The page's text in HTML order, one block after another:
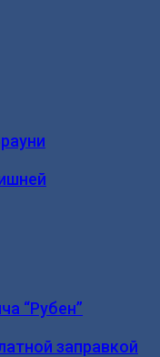
“Рубен”
заправкой